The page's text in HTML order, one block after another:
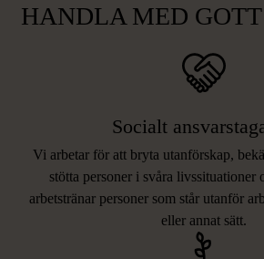
HANDLA MED
Socialt
Vi arbetar för att bryta utanförskap,
stötta personer i svåra livssituationer
arbetstränar personer som står utanför
eller annat sätt.